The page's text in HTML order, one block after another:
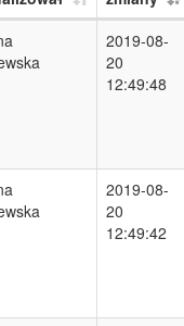
2019-08-
20
12:49:48
2019-08-
20
12:49:42